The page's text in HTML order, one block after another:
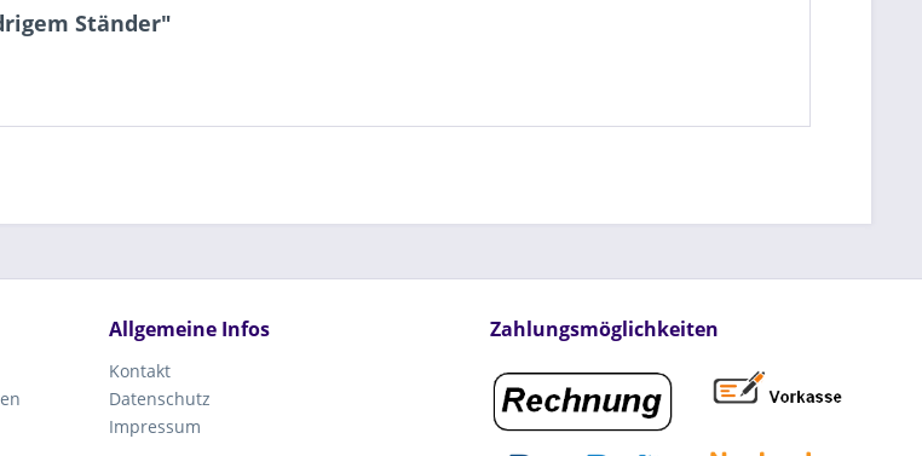
Ständer"
Allgemeine Infos
Kontakt
Datenschutz
Impressum
Zahlungsmöglichkeiten